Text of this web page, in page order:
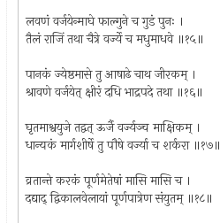
लवणं वर्जयेन्माघे फाल्गुने च गुडं पुनः ।
तैलं राजिं तथा चैत्रे वर्ज्ये च मधुमाधवे ॥१५॥
पानकं ज्येष्ठमासे तु आषाढे चाथ जीरकम् ।
श्रावणे वर्जयेत् क्षीरं दधि भाद्रपदे तथा ॥१६॥
घृतमाश्वयुजे तद्वत् ऊर्जै वर्ज्यञ्च माक्षिकम् ।
धान्यकं मार्गशीर्षे तु पौषे वर्ज्या च शर्करा ॥१७॥
व्रतान्ते करकं पूर्णमेतेषां मासि मासि च ।
दद्याद्‌ द्विकालवेलायां पूर्णपात्रेण संयुतम् ॥१८॥